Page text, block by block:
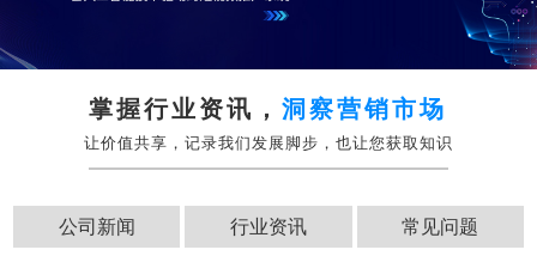
掌握行业资讯，洞察营销市场
让价值共享，记录我们发展脚步，也让您获取知识
公司新闻 行业资讯 常见问题